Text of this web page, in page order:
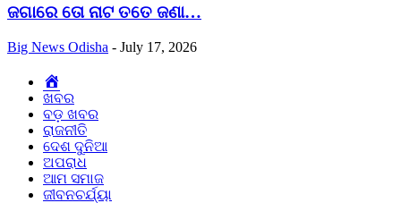
ଜଗାରେ ତୋ ନାଟ ତତେ ଜଣା…
Big News Odisha - July 17, 2026
ଖବର
ବଡ଼ ଖବର
ରାଜନୀତି
ଦେଶ ଦୁନିଆ
ଅପରାଧ
ଆମ ସମାଜ
ଜୀବନଚର୍ଯ୍ୟା